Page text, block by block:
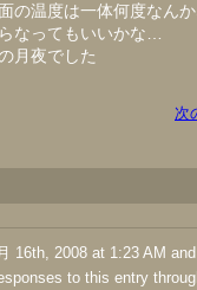
の温度は一体何度なん
なってもいいかな…
月夜でした
次
16th, 2008 at 1:23 AM
to this entry